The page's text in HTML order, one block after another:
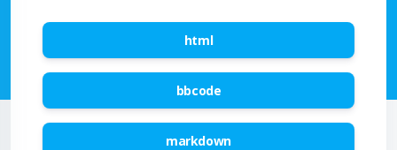
html
bbcode
markdown